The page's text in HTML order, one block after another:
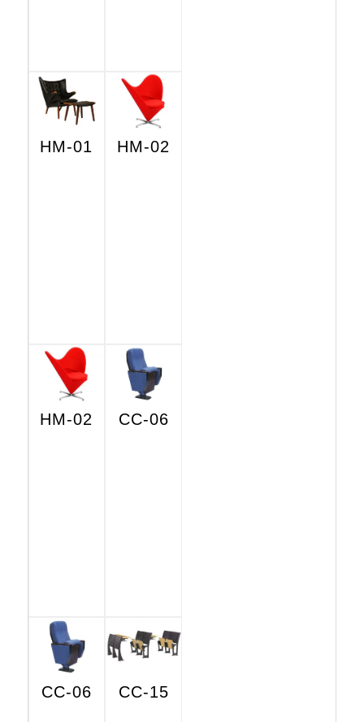
HM-01 HM-02
HM-02 CC-06
CC-06 CC-15